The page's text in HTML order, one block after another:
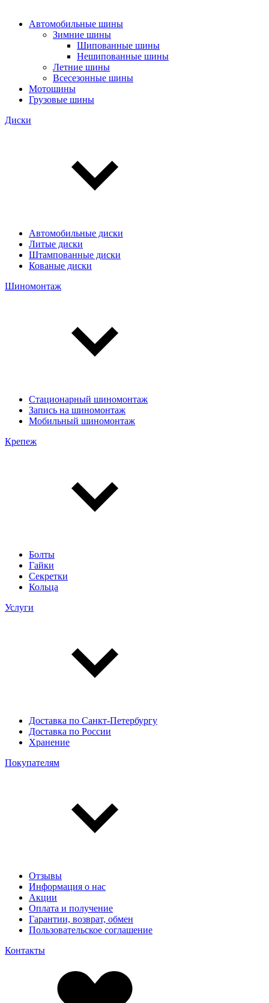
Автомобильные шины
Зимние шины
Шипованные шины
Нешипованные шины
Летние шины
Всесезонные шины
Мотошины
Грузовые шины
Диски
Автомобильные диски
Литые диски
Штампованные диски
Кованые диски
Шиномонтаж
Стационарный шиномонтаж
Запись на шиномонтаж
Мобильный шиномонтаж
Крепеж
Болты
Гайки
Секретки
Кольца
Услуги
Доставка по Санкт-Петербургу
Доставка по России
Хранение
Покупателям
Отзывы
Информация о нас
Акции
Оплата и получение
Гарантии, возврат, обмен
Пользовательское соглашение
Контакты